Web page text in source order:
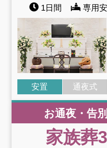
1日間 専用
安置 通夜式
お通夜・告
家族葬